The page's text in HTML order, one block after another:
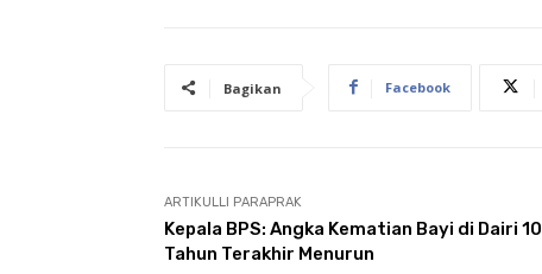
Bagikan Facebook
ARTIKULLI PARAPRAK
Kepala BPS: Angka Kematian Bayi di Dairi 10
Tahun Terakhir Menurun